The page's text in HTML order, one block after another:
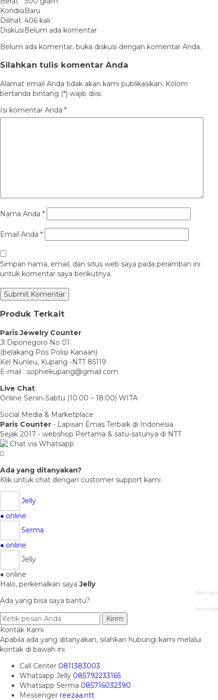
KondisiBaru
Dilihat 406 kali
Diskusi Belum ada komentar
Belum ada komentar, buka diskusi dengan komentar Anda.
Silahkan tulis komentar Anda
Alamat email Anda tidak akan kami publikasikan. Kolom
bertanda bintang (*) wajib diisi.
Isi komentar Anda *
Nama Anda *
Email Anda *
Simpan nama, email, dan situs web saya pada peramban ini
untuk komentar saya berikutnya.
Produk Terkait
Paris Jewelry Counter
Jl Diponegoro No 01
(belakang Pos Polisi Kanaan)
Kel Nunleu, Kupang -NTT 85119
E-mail : sophiekupang@gmail.com
Live Chat
Online Senin-Sabtu (10.00 – 18:00) WITA
Social Media & Marketplace
Paris Counter - Lapisan Emas Terbaik di Indonesia
Sejak 2017 - webshop Pertama & satu-satunya di NTT
Chat via Whatsapp
Ada yang ditanyakan?
Klik untuk chat dengan customer support kami
Jelly
● online
Serma
● online
Jelly
● online
Halo, perkenalkan sayaJelly
baru saja
Ada yang bisa saya bantu?
baru saja
Kirim
Kontak Kami
Apabila ada yang ditanyakan, silahkan hubungi kami melalui
kontak di bawah ini.
Call Center 0811383003
Whatsapp Jelly 085792233165
Whatsapp Serma 085716032390
Messenger reezaa.ntt